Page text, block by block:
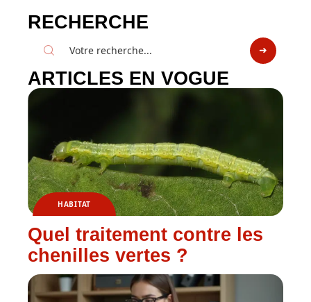
RECHERCHE
ARTICLES EN VOGUE
HABITAT
Quel traitement contre les
chenilles vertes ?